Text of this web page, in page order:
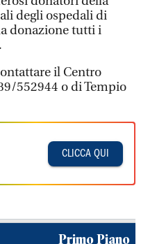
degli ospedali di
donazione tutti i
il Centro
552944 o di Tempio
CLICCA QUI
Primo Piano